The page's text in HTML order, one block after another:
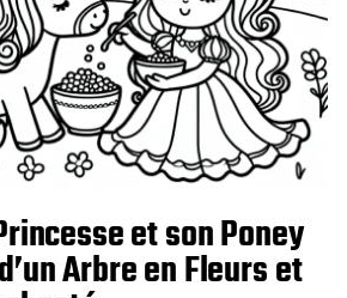
et son Poney
Arbre en Fleurs et